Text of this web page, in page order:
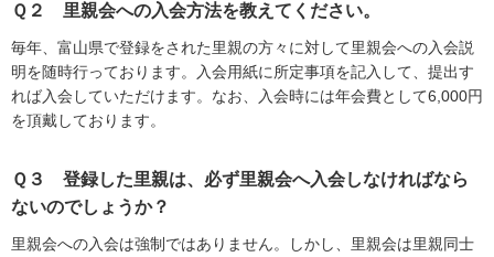
Ｑ２ 里親会への入会方法を教えてください。
毎年、富山県で登録をされた里親の方々に対して里親会への入会説
明を随時行っております。入会用紙に所定事項を記入して、提出す
れば入会していただけます。なお、入会時には年会費として6,000円
を頂戴しております。
Ｑ３ 登録した里親は、必ず里親会へ入会しなければなら
ないのでしょうか？
里親会への入会は強制ではありません。しかし、里親会は里親同士